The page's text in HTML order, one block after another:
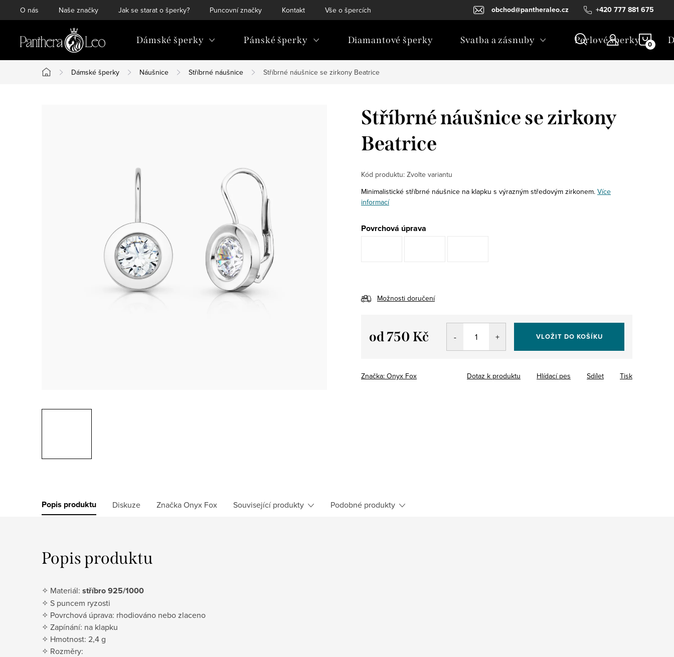
na
+420 777 881 675
obchod@pantheraleo.cz
O nás Naše značky Jak se starat o šperky? Puncovní značky Kontakt Vše o špercích
Dámské šperky Pánské šperky Diamantové šperky Svatba a zásnuby Perlové šperky
Domů
Dámské šperky Náušnice Stříbrné náušnice Stříbrné náušnice se zirkony Beatrice
Stříbrné náušnice se zirkony
Beatrice
Kód produktu: Zvolte variantu
Minimalistické stříbrné náušnice na klapku s výrazným středovým zirkonem. Více
informací
Povrchová úprava
Možnosti doručení
od750 Kč VLOŽIT DO KOŠÍKU
Značka: Onyx Fox Tisk
Dotaz k produktu Hlídací pes Sdílet
Popis produktu Diskuze ZnačkaOnyx Fox Související produkty Podobné produkty
Popis produktu
✧ Materiál: stříbro 925/1000
✧ S puncem ryzosti
✧ Povrchová úprava: rhodiováno nebo zlaceno
✧ Zapínání: na klapku
✧ Hmotnost: 2,4 g
✧ Rozměry: